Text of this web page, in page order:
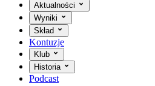
Aktualności
Wyniki
Skład
Kontuzje
Klub
Historia
Podcast